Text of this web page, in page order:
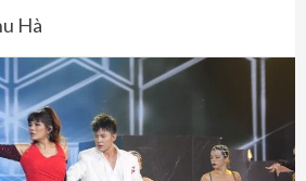
Hà